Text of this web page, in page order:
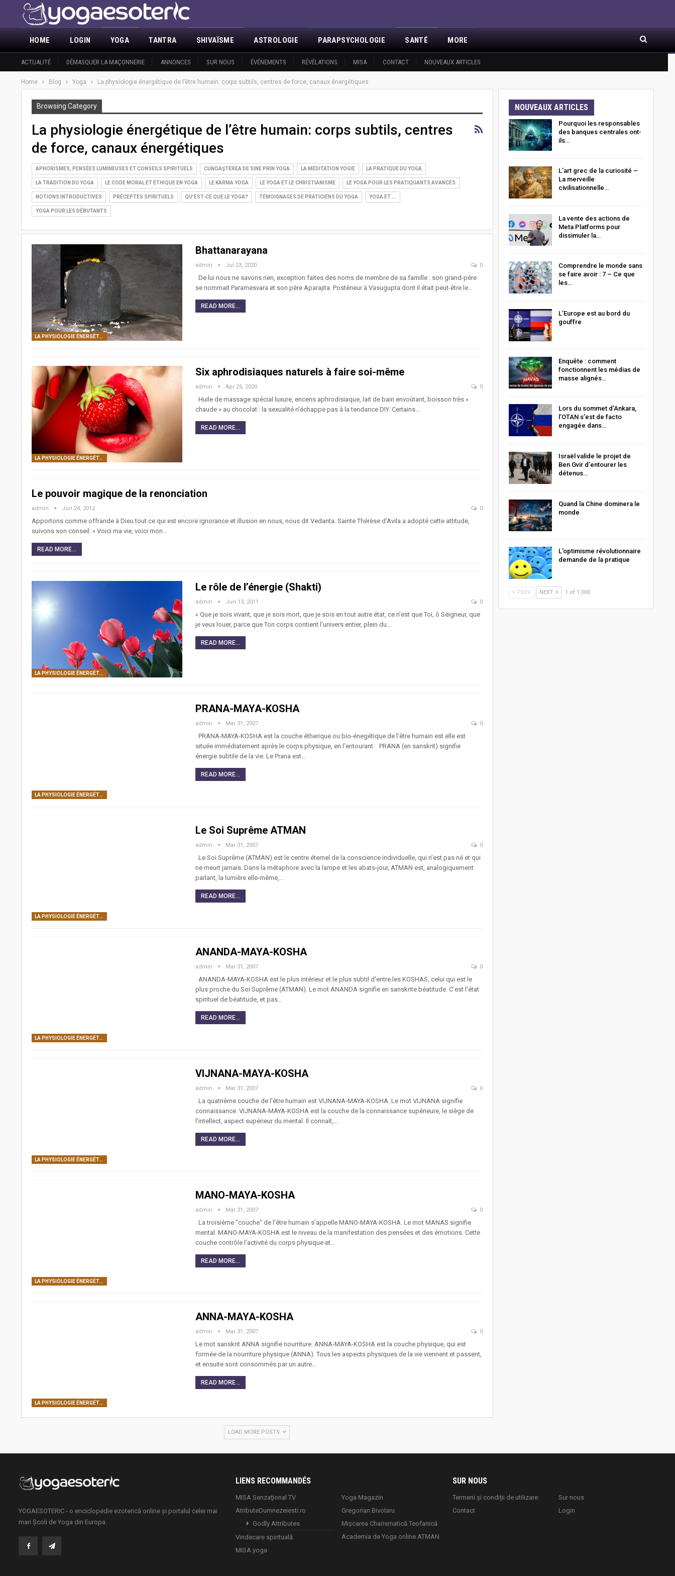
HOME
ACTUALITÉ DÉMASQUER LA MAÇONNERIE ANNONCES SUR NOUS ÉVÉNEMENTS RÉVÉLATIONS MISA CONTACT NOUVEAUX ARTICLES
LOGIN YOGA TANTRA SHIVAÏSME ASTROLOGIE PARAPSYCHOLOGIE SANTÉ MORE
Home Blog Yoga La physiologie énergétique de l’être humain: corps subtils, centres de force, canaux énergétiques
Browsing Category
La physiologie énergétique de l’être humain: corps subtils, centres
de force, canaux énergétiques
APHORISMES, PENSÉES LUMINEUSES ET CONSEILS SPIRITUELS CUNOAŞTEREA DE SINE PRIN YOGA LA MÉDITATION YOGIE LA PRATIQUE DU YOGA
LA TRADITION DU YOGA LE CODE MORAL ET ÉTHIQUE EN YOGA LE KARMA YOGA LE YOGA ET LE CHRISTIANISME LE YOGA POUR LES PRATIQUANTS AVANCÉS
NOTIONS INTRODUCTIVES PRÉCEPTES SPIRITUELS QU'EST-CE QUE LE YOGA? TÉMOIGNAGES DE PRATICIENS DU YOGA YOGA ET ...
YOGA POUR LES DÉBUTANTS
LA PHYSIOLOGIE ÉNERGÉTIQUE DE L’ÊTRE HUMAIN: CORPS SUBTILS, CENTRES DE FORCE, CANAUX ÉNERGÉTIQUES
Bhattanarayana
admin Jul 23, 2020 0
De lui nous ne savons rien, exception faites des noms de membre de sa famille : son grand-père
se nommait Paramesvara et son père Aparajita. Postérieur à Vasugupta dont il était peut-être le…
READ MORE...
LA PHYSIOLOGIE ÉNERGÉTIQUE DE L’ÊTRE HUMAIN: CORPS SUBTILS, CENTRES DE FORCE, CANAUX ÉNERGÉTIQUES
Six aphrodisiaques naturels à faire soi-même
admin Apr 25, 2020 0
Huile de massage spécial luxure, encens aphrodisiaque, lait de bain envoûtant, boisson très «
chaude » au chocolat : la sexualité n'échappe pas à la tendance DIY. Certains…
READ MORE...
Le pouvoir magique de la renonciation
admin Jun 24, 2012 0
Apportons comme offrande à Dieu tout ce qui est encore ignorance et illusion en nous, nous dit Vedanta. Sainte Thérèse d’Avila a adopté cette attitude,
suivons son conseil: « Voici ma vie, voici mon…
READ MORE...
LA PHYSIOLOGIE ÉNERGÉTIQUE DE L’ÊTRE HUMAIN: CORPS SUBTILS, CENTRES DE FORCE, CANAUX ÉNERGÉTIQUES
Le rôle de l’énergie (Shakti)
admin Jun 13, 2011 0
« Que je sois vivant, que je sois mort, que je sois en tout autre état, ce n’est que Toi, ô Seigneur, que
je veux louer, parce que Ton corps contient l’univers entier, plein du…
READ MORE...
LA PHYSIOLOGIE ÉNERGÉTIQUE DE L’ÊTRE HUMAIN: CORPS SUBTILS, CENTRES DE FORCE, CANAUX ÉNERGÉTIQUES
PRANA-MAYA-KOSHA
admin Mar 31, 2007 0
PRANA-MAYA-KOSHA est la couche étherique ou bio-énegétique de l’être humain est elle est
située immédiatement après le corps physique, en l’entourant. PRANA (en sanskrit) signifie
énergie subtile de la vie. Le Prana est…
READ MORE...
LA PHYSIOLOGIE ÉNERGÉTIQUE DE L’ÊTRE HUMAIN: CORPS SUBTILS, CENTRES DE FORCE, CANAUX ÉNERGÉTIQUES
Le Soi Suprême ATMAN
admin Mar 31, 2007 0
Le Soi Suprême (ATMAN) est le centre éternel de la conscience individuelle, qui n’est pas né et qui
ne meurt jamais. Dans la métaphore avec la lampe et les abats-jour, ATMAN est, analogiquement
parlant, la lumière elle-même,…
READ MORE...
LA PHYSIOLOGIE ÉNERGÉTIQUE DE L’ÊTRE HUMAIN: CORPS SUBTILS, CENTRES DE FORCE, CANAUX ÉNERGÉTIQUES
ANANDA-MAYA-KOSHA
admin Mar 31, 2007 0
ANANDA-MAYA-KOSHA est le plus intérieur et le plus subtil d’entre les KOSHAS, celui qui est le
plus proche du Soi Suprême (ATMAN). Le mot ANANDA signifie en sanskrite béatitude. C’est l’état
spirituel de béatitude, et pas…
READ MORE...
LA PHYSIOLOGIE ÉNERGÉTIQUE DE L’ÊTRE HUMAIN: CORPS SUBTILS, CENTRES DE FORCE, CANAUX ÉNERGÉTIQUES
VIJNANA-MAYA-KOSHA
admin Mar 31, 2007 0
La quatrième couche de l’être humain est VIJNANA-MAYA-KOSHA. Le mot VIJNANA signifie
connaissance. VIJNANA-MAYA-KOSHA est la couche de la connaissance supérieure, le siège de
l’intellect, aspect supérieur du mental. Il connaît,…
READ MORE...
LA PHYSIOLOGIE ÉNERGÉTIQUE DE L’ÊTRE HUMAIN: CORPS SUBTILS, CENTRES DE FORCE, CANAUX ÉNERGÉTIQUES
MANO-MAYA-KOSHA
admin Mar 31, 2007 0
La troisième "couche" de l’être humain s’appelle MANO-MAYA-KOSHA. Le mot MANAS signifie
mental. MANO-MAYA-KOSHA est le niveau de la manifestation des pensées et des émotions. Cette
couche contrôle l’activité du corps physique et…
READ MORE...
LA PHYSIOLOGIE ÉNERGÉTIQUE DE L’ÊTRE HUMAIN: CORPS SUBTILS, CENTRES DE FORCE, CANAUX ÉNERGÉTIQUES
ANNA-MAYA-KOSHA
admin Mar 31, 2007 0
Le mot sanskrit ANNA signifie nourriture. ANNA-MAYA-KOSHA est la couche physique, qui est
formée de la nourriture physique (ANNA). Tous les aspects physiques de la vie viennent et passent,
et ensuite sont consommés par un autre…
READ MORE...
LOAD MORE POSTS
NOUVEAUX ARTICLES
Pourquoi les responsables
des banques centrales ont-
ils…
L’art grec de la curiosité –
La merveille
civilisationnelle…
La vente des actions de
Meta Platforms pour
dissimuler la…
Comprendre le monde sans
se faire avoir : 7 – Ce que
les…
L’Europe est au bord du
gouffre
Enquête : comment
fonctionnent les médias de
masse alignés…
Lors du sommet d’Ankara,
l’OTAN s’est de facto
engagée dans…
Israël valide le projet de
Ben Gvir d’entourer les
détenus…
Quand la Chine dominera le
monde
L’optimisme révolutionnaire
demande de la pratique
PREV NEXT 1 of 1,000
YOGAESOTERIC - o enciclopedie ezoterică online și portalul celei mai
mari Școli de Yoga din Europa.
LIENS RECOMMANDÉS
MISA Senzaţional TV
AtributeDumnezeiesti.ro
Godly Attributes
Vindecare spirituală
MISA.yoga
Yoga Magazin
Gregorian Bivolaru
Mișcarea Charismatică Teofanică
Academia de Yoga online ATMAN
SUR NOUS
Termeni și condiții de utilizare
Contact
Sur nous
Login